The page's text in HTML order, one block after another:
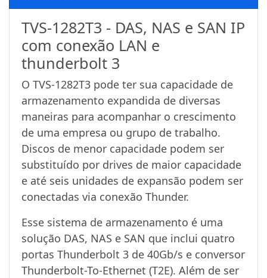
TVS-1282T3 - DAS, NAS e SAN IP
com conexão LAN e
thunderbolt 3
O TVS-1282T3 pode ter sua capacidade de
armazenamento expandida de diversas
maneiras para acompanhar o crescimento
de uma empresa ou grupo de trabalho.
Discos de menor capacidade podem ser
substituído por drives de maior capacidade
e até seis unidades de expansão podem ser
conectadas via conexão Thunder.
Esse sistema de armazenamento é uma
solução DAS, NAS e SAN que inclui quatro
portas Thunderbolt 3 de 40Gb/s e conversor
Thunderbolt-To-Ethernet (T2E). Além de ser